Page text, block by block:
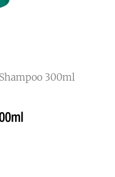
300ml